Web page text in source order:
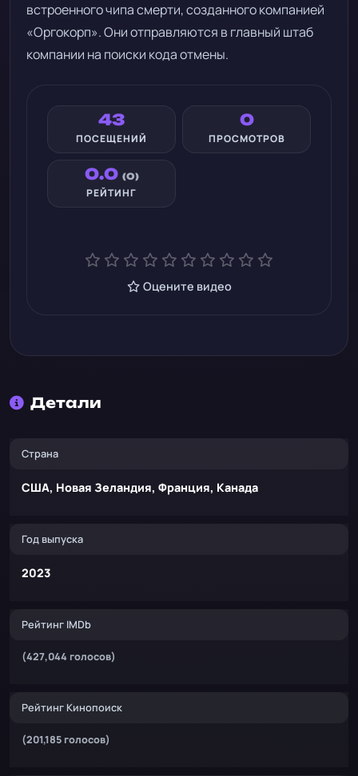
встроенного чипа смерти, созданного компанией
«Оргокорп». Они отправляются в главный штаб
компании на поиски кода отмены.
43
ПОСЕЩЕНИЙ
0
ПРОСМОТРОВ
0.0 (0)
РЕЙТИНГ
Оцените видео
Детали
Страна
США, Новая Зеландия, Франция, Канада
Год выпуска
2023
Рейтинг IMDb
(427,044 голосов)
Рейтинг Кинопоиск
(201,185 голосов)